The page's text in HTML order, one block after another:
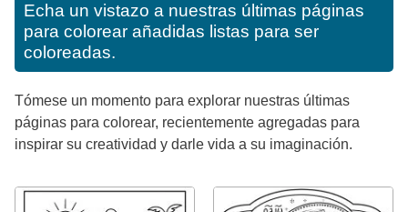
Echa un vistazo a nuestras últimas páginas
para colorear añadidas listas para ser
coloreadas.
Tómese un momento para explorar nuestras últimas
páginas para colorear, recientemente agregadas para
inspirar su creatividad y darle vida a su imaginación.